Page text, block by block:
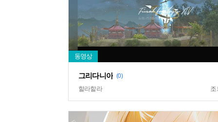
그리다니아 (0)
할라할라 조